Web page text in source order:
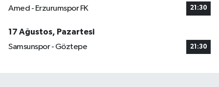
Amed - Erzurumspor FK 21:30
17 Ağustos, Pazartesi
Samsunspor - Göztepe
21:30